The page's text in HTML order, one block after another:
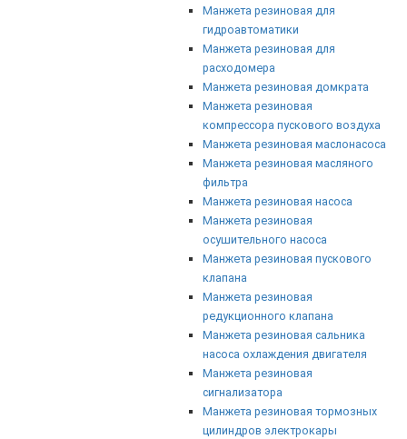
Манжета резиновая для
гидроавтоматики
Манжета резиновая для
расходомера
Манжета резиновая домкрата
Манжета резиновая
компрессора пускового воздуха
Манжета резиновая маслонасоса
Манжета резиновая масляного
фильтра
Манжета резиновая насоса
Манжета резиновая
осушительного насоса
Манжета резиновая пускового
клапана
Манжета резиновая
редукционного клапана
Манжета резиновая сальника
насоса охлаждения двигателя
Манжета резиновая
сигнализатора
Манжета резиновая тормозных
цилиндров электрокары